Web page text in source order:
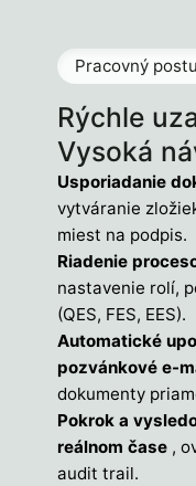
Rýchle
Vysoká
Pracovný
Usporiadanie
vytváranie
miest na podpis.
Riadenie
nastavenie rolí,
(QES, FES, EES).
Automatické
pozvánkové e-
dokumenty
Pokrok a
reálnom čase ,
audit trail.